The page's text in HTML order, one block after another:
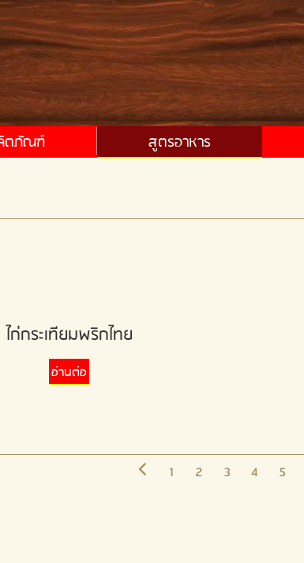
ตภัณฑ์ สูตรอาหาร
ไก่กระเทียมพริกไทย
อ่านต่อ
1 2 3 4 5